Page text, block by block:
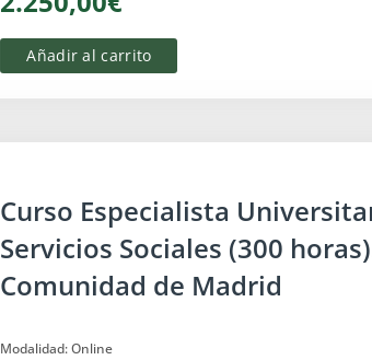
Añadir al carrito
Curso Especialista
Servicios Sociales (300
Comunidad de Madrid
Modalidad: Online